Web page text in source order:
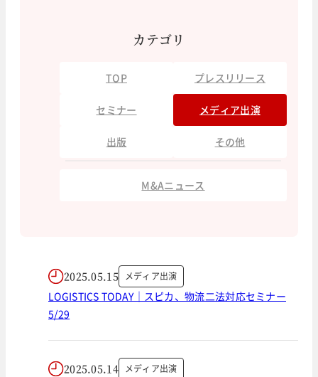
カテゴリ
TOP プレスリリース
セミナー メディア出演
出版 その他
M&Aニュース
2025.05.15 メディア出演
LOGISTICS TODAY｜スピカ、物流二法対応セミナー
5/29
2025.05.14 メディア出演